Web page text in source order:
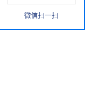
微信扫一扫